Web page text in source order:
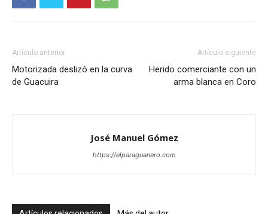
Artículo anterior
Motorizada deslizó en la curva
de Guacuira
Artículo siguiente
Herido comerciante con un
arma blanca en Coro
José Manuel Gómez
https://elparaguanero.com